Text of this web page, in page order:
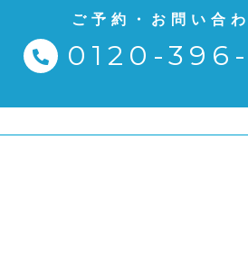
ご予約・お問い合
0120-